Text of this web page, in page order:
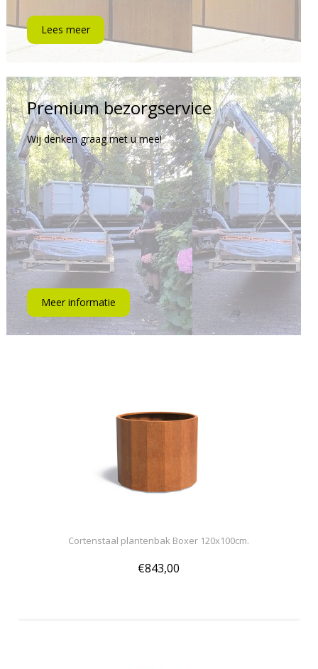
Lees meer
Premium bezorgservice
Wij denken graag met u mee!
Meer informatie
Cortenstaal plantenbak Boxer 120x100cm.
€843,00